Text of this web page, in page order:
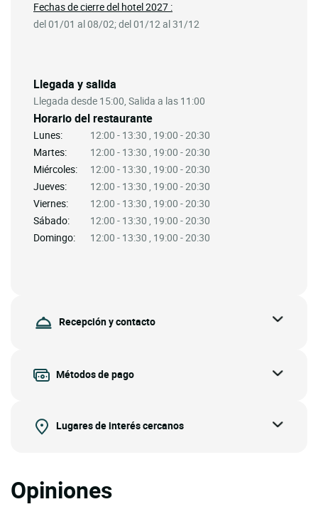
Llegada y salida
Llegada desde 15:00, Salida a las 11:00
Horario del restaurante
Lunes:
12:00 - 13:30 , 19:00 - 20:30
Martes:
12:00 - 13:30 , 19:00 - 20:30
Miércoles:
12:00 - 13:30 , 19:00 - 20:30
Jueves:
12:00 - 13:30 , 19:00 - 20:30
Viernes:
12:00 - 13:30 , 19:00 - 20:30
Sábado:
12:00 - 13:30 , 19:00 - 20:30
Domingo:
12:00 - 13:30 , 19:00 - 20:30
Fechas de cierre del hotel 2027 :
del 01/01 al 08/02; del 01/12 al 31/12
Recepción y contacto
Métodos de pago
Lugares de interés cercanos
Opiniones